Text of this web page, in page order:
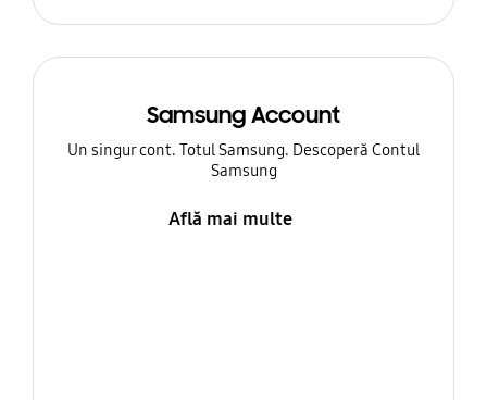
Samsung Account
Un singur cont. Totul Samsung. Descoperă Contul
Samsung
Află mai multe